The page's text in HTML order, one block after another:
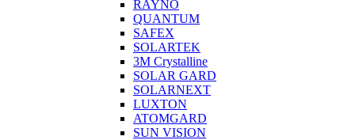
RAYNO
QUANTUM
SAFEX
SOLARTEK
3M Crystalline
SOLAR GARD
SOLARNEXT
LUXTON
ATOMGARD
SUN VISION